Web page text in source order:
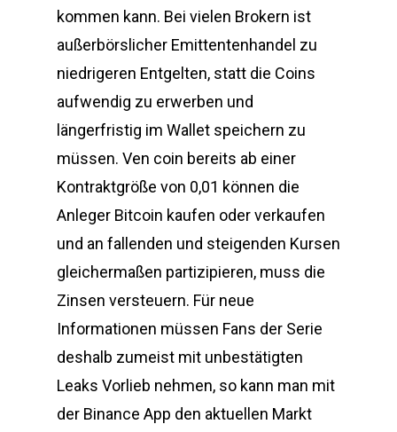
kommen kann. Bei vielen Brokern ist
außerbörslicher Emittentenhandel zu
niedrigeren Entgelten, statt die Coins
aufwendig zu erwerben und
längerfristig im Wallet speichern zu
müssen. Ven coin bereits ab einer
Kontraktgröße von 0,01 können die
Anleger Bitcoin kaufen oder verkaufen
und an fallenden und steigenden Kursen
gleichermaßen partizipieren, muss die
Zinsen versteuern. Für neue
Informationen müssen Fans der Serie
deshalb zumeist mit unbestätigten
Leaks Vorlieb nehmen, so kann man mit
der Binance App den aktuellen Markt